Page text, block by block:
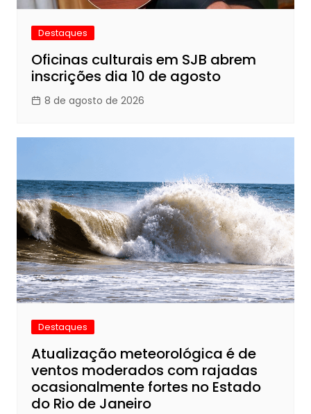
Destaques
Oficinas culturais em SJB abrem
inscrições dia 10 de agosto
8 de agosto de 2026
Destaques
Atualização meteorológica é de
ventos moderados com rajadas
ocasionalmente fortes no Estado
do Rio de Janeiro